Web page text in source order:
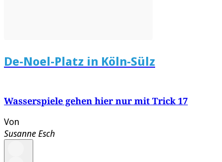
De-Noel-Platz in Köln-Sülz
Wasserspiele gehen hier nur mit Trick 17
Von
Susanne Esch